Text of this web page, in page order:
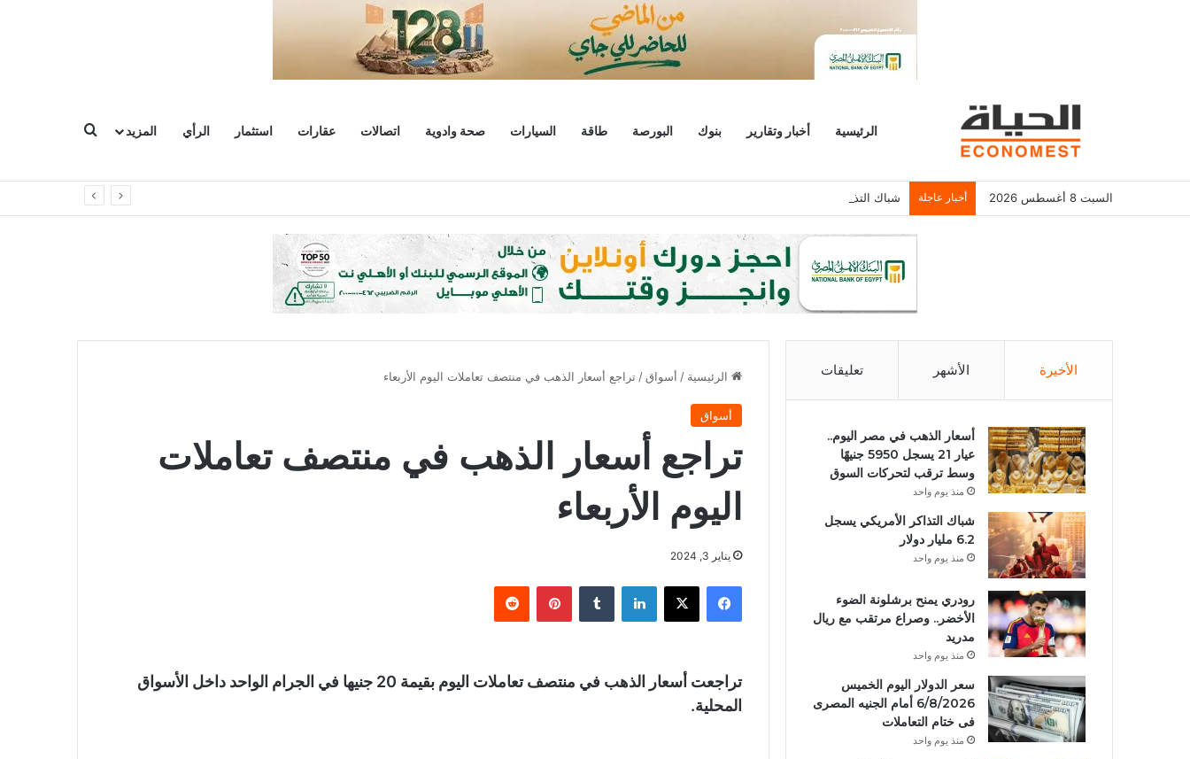
الرئيسية أخبار وتقارير بنوك البورصة طاقة السيارات صحة وادوية اتصالات عقارات استثمار الرأي المزيد
السبت 8 أغسطس 2026 أخبار عاجلة شباك التذاكر الأمريكي يسجل 6.2 مليار دولار
الرئيسية / أسواق/ تراجع أسعار الذهب في منتصف تعاملات اليوم الأربعاء
أسواق
تراجع أسعار الذهب في منتصف تعاملات
اليوم الأربعاء
يناير 3, 2024
فيسبوك لينكدإن بينتيريست
تراجعت أسعار الذهب في منتصف تعاملات اليوم بقيمة 20 جنيها في الجرام الواحد داخل الأسواق
المحلية.
الأخيرة الأشهر تعليقات
أسعار الذهب في مصر اليوم..
عيار 21 يسجل 5950 جنيهًا
وسط ترقب لتحركات السوق
منذ يوم واحد
شباك التذاكر الأمريكي يسجل
6.2 مليار دولار
منذ يوم واحد
رودري يمنح برشلونة الضوء
الأخضر.. وصراع مرتقب مع ريال
مدريد
منذ يوم واحد
سعر الدولار اليوم الخميس
6/8/2026 أمام الجنيه المصرى
فى ختام التعاملات
منذ يوم واحد